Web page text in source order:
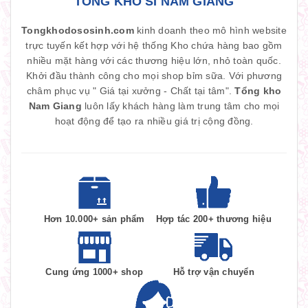
Tongkhodososinh.comkinh doanh theo mô hình website
trực tuyến kết hợp với hệ thống Kho chứa hàng bao gồm
nhiều mặt hàng với các thương hiệu lớn, nhỏ toàn quốc.
Khởi đầu thành công cho mọi shop bỉm sữa. Với phương
châm phục vụ " Giá tại xưởng - Chất tại tâm".Tổng kho
Nam Giang luôn lấy khách hàng làm trung tâm cho mọi
hoạt động để tạo ra nhiều giá trị cộng đồng.
Hơn 10.000+ sản phẩm Hợp tác 200+ thương hiệu
Cung ứng 1000+ shop Hỗ trợ vận chuyển